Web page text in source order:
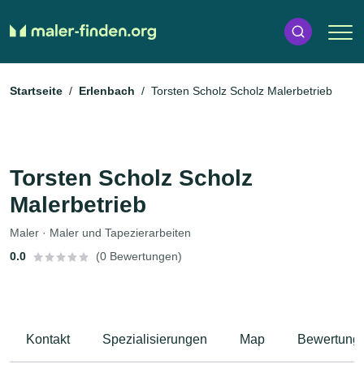
Startseite Erlenbach Torsten Scholz Scholz Malerbetrieb
Torsten Scholz Scholz
Malerbetrieb
Maler · Maler und Tapezierarbeiten
0.0
(0 Bewertungen)
Kontakt Spezialisierungen Map